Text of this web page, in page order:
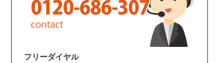
フリーダイヤル